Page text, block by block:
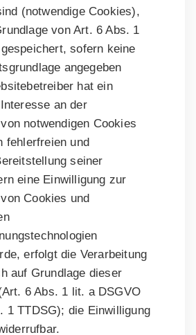
(notwendige Cookies),
von Art. 6 Abs. 1
sofern keine
angegeben
hat ein
an der
notwendigen Cookies
fehlerfreien und
seiner
eine Einwilligung zur
Cookies und
erfolgt die Verarbeitung
auf Grundlage dieser
6 Abs. 1 lit. a DSGVO
1 TTDSG); die Einwilligung